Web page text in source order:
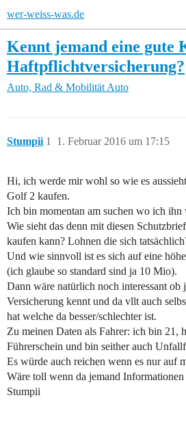
wer-weiss-was.de
Kennt jemand eine gute
Haftpflichtversicherung?
Auto, Rad & Mobilität Auto
Stumpii 1. Februar 2016 um 17:15
1
Hi, ich werde mir wohl so wie es
Golf 2 kaufen.
Ich bin momentan am suchen wo ich ihn
Wie sieht das denn mit diesen
kaufen kann? Lohnen die sich
Und wie sinnvoll ist es sich auf eine
(ich glaube so standard sind ja 10 Mio).
Dann wäre natürlich noch interessant ob
Versicherung kennt und da vllt auch
hat welche da besser/schlechter ist.
Zu meinen Daten als Fahrer: ich bin 21,
Führerschein und bin seither auch
Es würde auch reichen wenn es nur auf
Wäre toll wenn da jemand Informationen
Stumpii